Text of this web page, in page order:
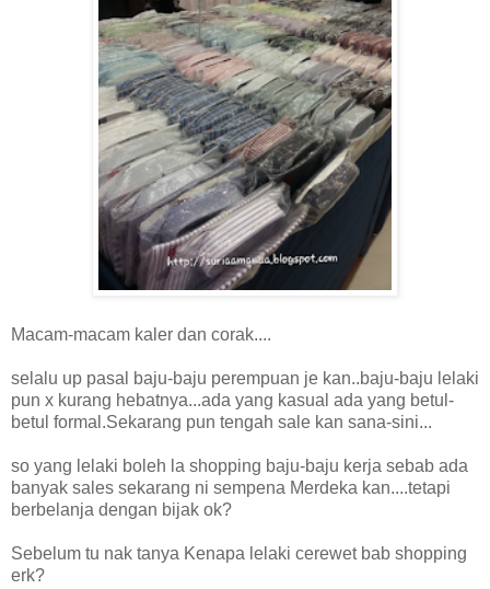
Macam-macam kaler dan corak....
selalu up pasal baju-baju perempuan je kan..baju-baju lelaki
pun x kurang hebatnya...ada yang kasual ada yang betul-
betul formal.Sekarang pun tengah sale kan sana-sini...
so yang lelaki boleh la shopping baju-baju kerja sebab ada
banyak sales sekarang ni sempena Merdeka kan....tetapi
berbelanja dengan bijak ok?
Sebelum tu nak tanya Kenapa lelaki cerewet bab shopping
erk?